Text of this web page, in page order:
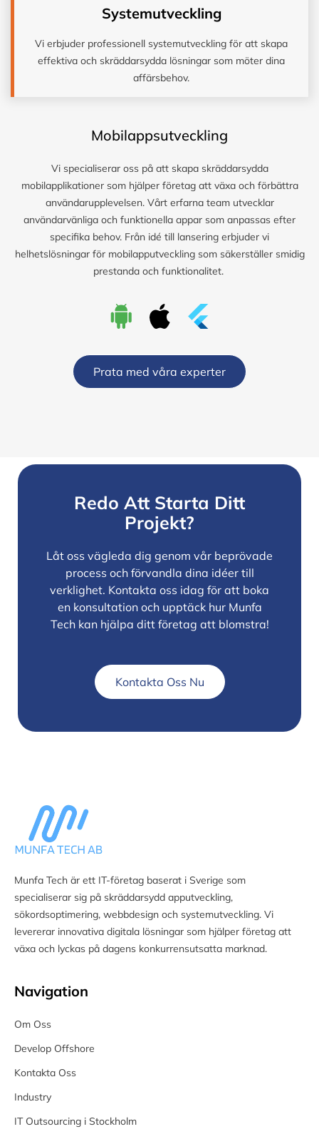
Systemutveckling
Vi erbjuder professionell systemutveckling för att skapa
effektiva och skräddarsydda lösningar som möter dina
affärsbehov.
Mobilappsutveckling
Vi specialiserar oss på att skapa skräddarsydda
mobilapplikationer som hjälper företag att växa och förbättra
användarupplevelsen. Vårt erfarna team utvecklar
användarvänliga och funktionella appar som anpassas efter
specifika behov. Från idé till lansering erbjuder vi
helhetslösningar för mobilapputveckling som säkerställer smidig
prestanda och funktionalitet.
Prata med våra experter
Redo Att Starta Ditt
Projekt?
Låt oss vägleda dig genom vår beprövade
process och förvandla dina idéer till
verklighet. Kontakta oss idag för att boka
en konsultation och upptäck hur Munfa
Tech kan hjälpa ditt företag att blomstra!
Kontakta Oss Nu
Munfa Tech är ett IT-företag baserat i Sverige som
specialiserar sig på skräddarsydd apputveckling,
sökordsoptimering, webbdesign och systemutveckling. Vi
levererar innovativa digitala lösningar som hjälper företag att
växa och lyckas på dagens konkurrensutsatta marknad.
Navigation
Om Oss
Develop Offshore
Kontakta Oss
Industry
IT Outsourcing i Stockholm